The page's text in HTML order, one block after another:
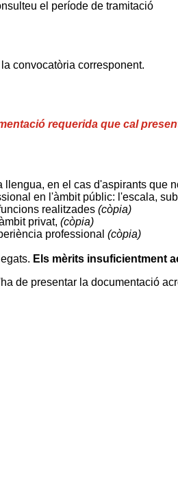
el període de tramitació
convocatòria corresponent.
requerida que cal
en el cas d'aspirants que
en l'àmbit públic: l'escala,
realitzades (còpia)
privat, (còpia)
professional (còpia)
Els mèrits insuficientment
de presentar la documentació